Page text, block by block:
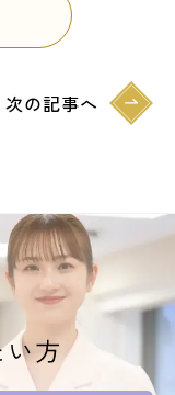
次の記事へ